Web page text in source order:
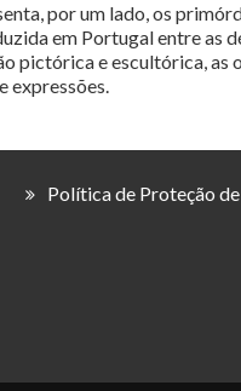
por um lado, os
em Portugal entre as
pictórica e escultórica, as
expressões.
Política de Proteção